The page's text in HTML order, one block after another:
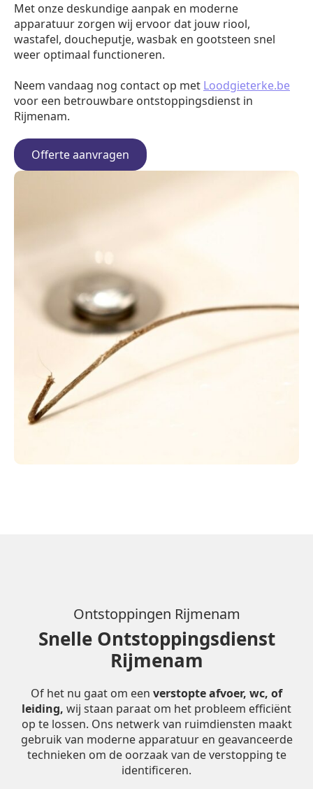
Met onze deskundige aanpak en moderne
apparatuur zorgen wij ervoor dat jouw riool,
wastafel, doucheputje, wasbak en gootsteen snel
weer optimaal functioneren.
Neem vandaag nog contact op met Loodgieterke.be
voor een betrouwbare ontstoppingsdienst in
Rijmenam.
Offerte aanvragen
Ontstoppingen Rijmenam
Snelle Ontstoppingsdienst
Rijmenam
Of het nu gaat om een verstopte afvoer, wc, of
leiding, wij staan paraat om het probleem efficiënt
op te lossen. Ons netwerk van ruimdiensten maakt
gebruik van moderne apparatuur en geavanceerde
technieken om de oorzaak van de verstopping te
identificeren.